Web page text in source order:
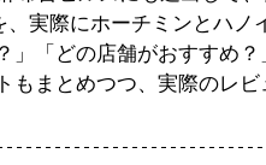
、実際にホーチミンとハノ
」「どの店舗がおすすめ
もまとめつつ、実際のレビ